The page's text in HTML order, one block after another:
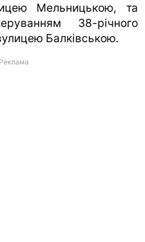
Мельницькою, та
38-річного
Балківською.
Реклама